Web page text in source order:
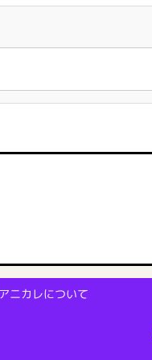
アニカレについて